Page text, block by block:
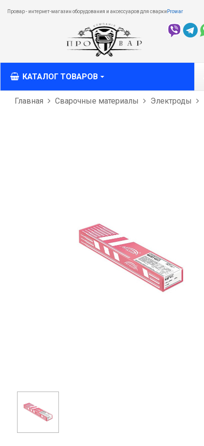
Провар - интернет-магазин оборудования и аксессуаров для сварки Prowar
КАТАЛОГ ТОВАРОВ
Главная Сварочные материалы Электроды